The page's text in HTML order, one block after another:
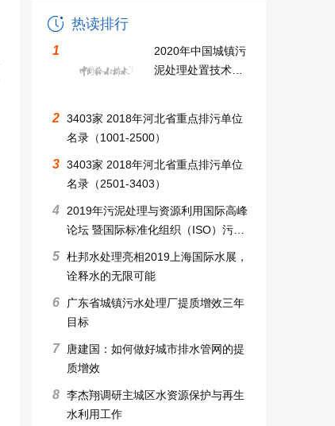
热读排行
1
2020年中国城镇污
泥处理处置技术与
市建设及固废资源
化利用大会邀请函
2 3403家 2018年河北省重点排污单位
名录（1001-2500）
3 3403家 2018年河北省重点排污单位
名录（2501-3403）
4
2019年污泥处理与资源利用国际高峰
论坛 暨国际标准化组织（ISO）污泥
处理和利用标准工作组会议
5 杜邦水处理亮相2019上海国际水展，
诠释水的无限可能
6
广东省城镇污水处理厂提质增效三年
目标
7
唐建国：如何做好城市排水管网的提
质增效
8 李杰翔调研主城区水资源保护与再生
水利用工作